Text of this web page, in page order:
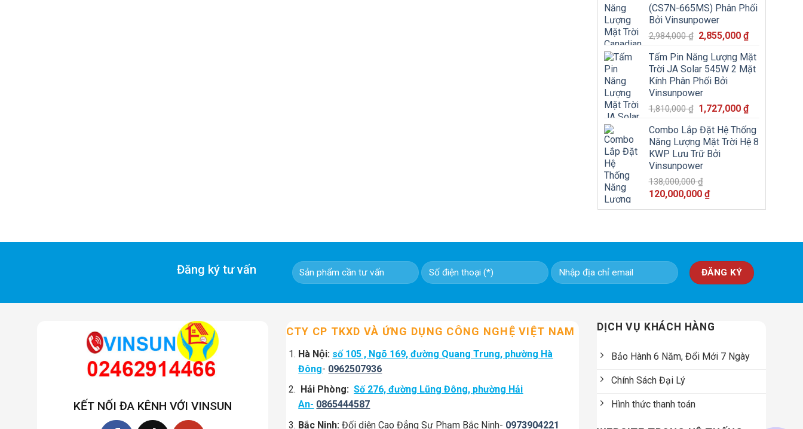
(CS7N-665MS) Phân Phối
Bởi Vinsunpower
2,984,000₫ Giá
là:
2,984,000 ₫.
2,855,000₫Giá
tại
là:
Tấm Pin Năng Lượng Mặt
Trời JA Solar 545W 2 Mặt
Kính Phân Phối Bởi
Vinsunpower
1,810,000₫ Giá
là:
1,810,000 ₫.
1,727,000₫Giá
tại
là:
Combo Lắp Đặt Hệ Thống
Năng Lượng Mặt Trời Hệ 8
KWP Lưu Trữ Bởi
Vinsunpower
138,000,000₫
Giá
120,000,000 ₫Giá
120,000,000 ₫.
Đăng ký tư vấn
KẾT NỐI ĐA KÊNH VỚI VINSUN
CTY CP TKXD VÀ ỨNG DỤNG CÔNG NGHỆ VIỆT NAM
Hà Nội: số 105 , Ngõ 169, đường Quang Trung, phường Hà
Đông- 0962507936
Hải Phòng:Số 276, đường Lũng Đông, phường Hải
An- 0865444587
Bắc Ninh:Đối diện Cao Đẳng Sư Phạm Bắc Ninh- 0973904221
DỊCH VỤ KHÁCH HÀNG
Bảo Hành 6 Năm, Đổi Mới 7 Ngày
Chính Sách Đại Lý
Hình thức thanh toán